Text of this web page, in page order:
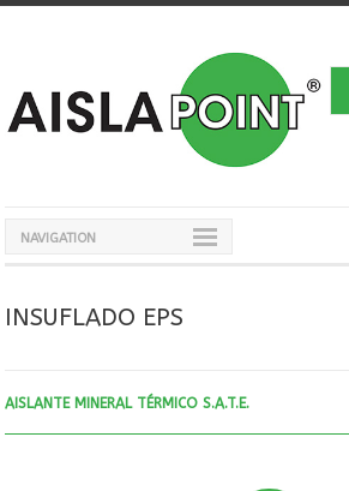
NAVIGATION
INSUFLADO EPS
AISLANTE MINERAL TÉRMICO S.A.T.E.